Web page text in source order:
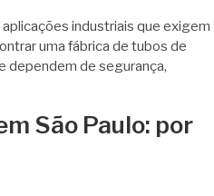
industriais que exigem
uma fábrica de tubos de
dependem de segurança,
São Paulo: por